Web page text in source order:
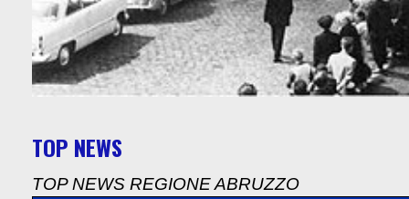
TOP NEWS
TOP NEWS REGIONE ABRUZZO